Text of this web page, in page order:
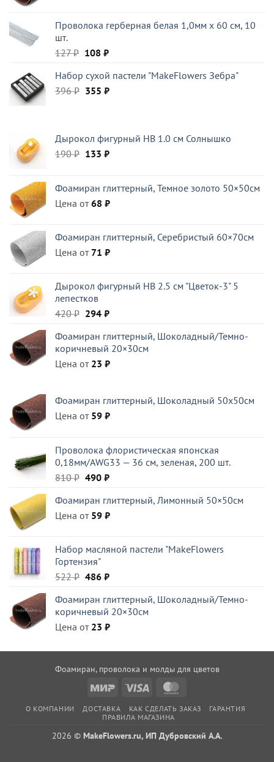
Проволока герберная белая 1,0мм x 60 см, 10
шт.
127₽ Первоначальная
составляла
127 ₽.
108 ₽Текущая
108 ₽.
Набор сухой пастели "MakeFlowers Зебра"
396₽ Первоначальная
355 ₽Текущая
Дырокол фигурный HB 1.0 см Солнышко
190₽ Первоначальная
190 ₽.
133 ₽Текущая
Фоамиран глиттерный, Темное золото 50×50см
Цена от68 ₽
Фоамиран глиттерный, Серебристый 60×70см
Цена от 71 ₽
Дырокол фигурный HB 2.5 см "Цветок-3" 5
лепестков
420₽ Первоначальная
составляла
420 ₽.
294 ₽Текущая
294 ₽.
Фоамиран глиттерный, Шоколадный/Темно-
коричневый 20×30см
Цена от 23 ₽
Фоамиран глиттерный, Шоколадный 50x50см
Цена от 59 ₽
Проволока флористическая японская
0,18мм/AWG33 — 36 см, зеленая, 200 шт.
810₽ Первоначальная
составляла
810 ₽.
490 ₽Текущая
490 ₽.
Фоамиран глиттерный, Лимонный 50×50см
Цена от 59 ₽
Набор масляной пастели "MakeFlowers
Гортензия"
522₽ Первоначальная
составляла
522 ₽.
486 ₽Текущая
486 ₽.
Фоамиран глиттерный, Шоколадный/Темно-
коричневый 20×30см
Цена от 23 ₽
Фоамиран, проволока и молды для цветов
Mir
Visa
О КОМПАНИИ ДОСТАВКА КАК СДЕЛАТЬ ЗАКАЗ
ГАРАНТИЯ
ПРАВИЛА МАГАЗИНА
2026 © MakeFlowers.ru, ИП Дубровский А.А.